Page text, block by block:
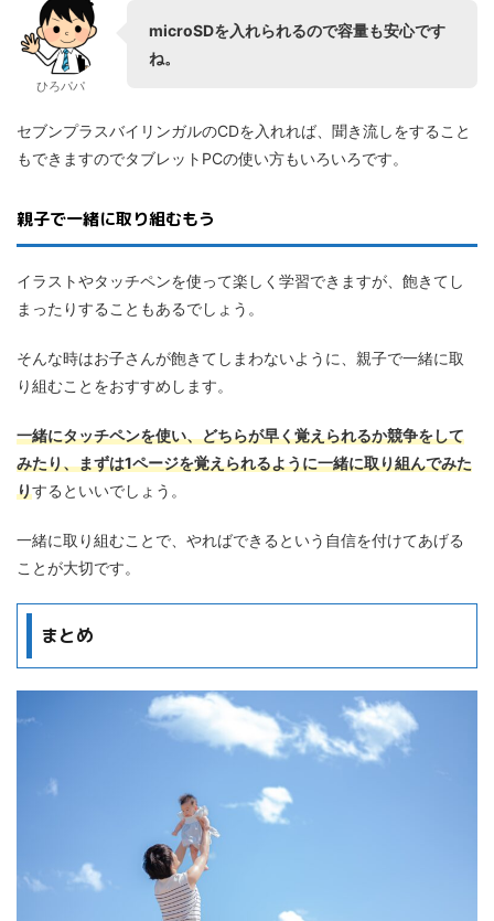
ひろパパ
microSDを入れられるので容量も安心です
ね。
セブンプラスバイリンガルのCDを入れれば、聞き流しをすること
もできますのでタブレットPCの使い方もいろいろです。
親子で一緒に取り組むもう
イラストやタッチペンを使って楽しく学習できますが、飽きてし
まったりすることもあるでしょう。
そんな時はお子さんが飽きてしまわないように、親子で一緒に取
り組むことをおすすめします。
一緒にタッチペンを使い、どちらが早く覚えられるか競争をして
みたり、まずは1ページを覚えられるように一緒に取り組んでみた
りするといいでしょう。
一緒に取り組むことで、やればできるという自信を付けてあげる
ことが大切です。
まとめ